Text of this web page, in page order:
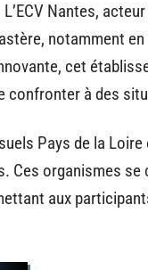
Nantes,
notamment
cet
confronter à des
Pays de la
Ces organismes se
aux